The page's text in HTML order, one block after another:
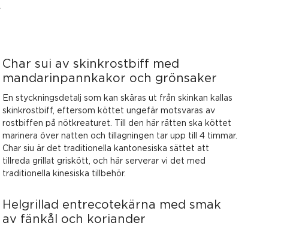
Char sui av skinkrostbiff med
mandarinpannkakor och grönsaker
En styckningsdetalj som kan skäras ut från skinkan kallas
skinkrostbiff, eftersom köttet ungefär motsvaras av
rostbiffen på nötkreaturet. Till den här rätten ska köttet
marinera över natten och tillagningen tar upp till 4 timmar.
Char siu är det traditionella kantonesiska sättet att
tillreda grillat griskött, och här serverar vi det med
traditionella kinesiska tillbehör.
Helgrillad entrecotekärna med smak
av fänkål och koriander